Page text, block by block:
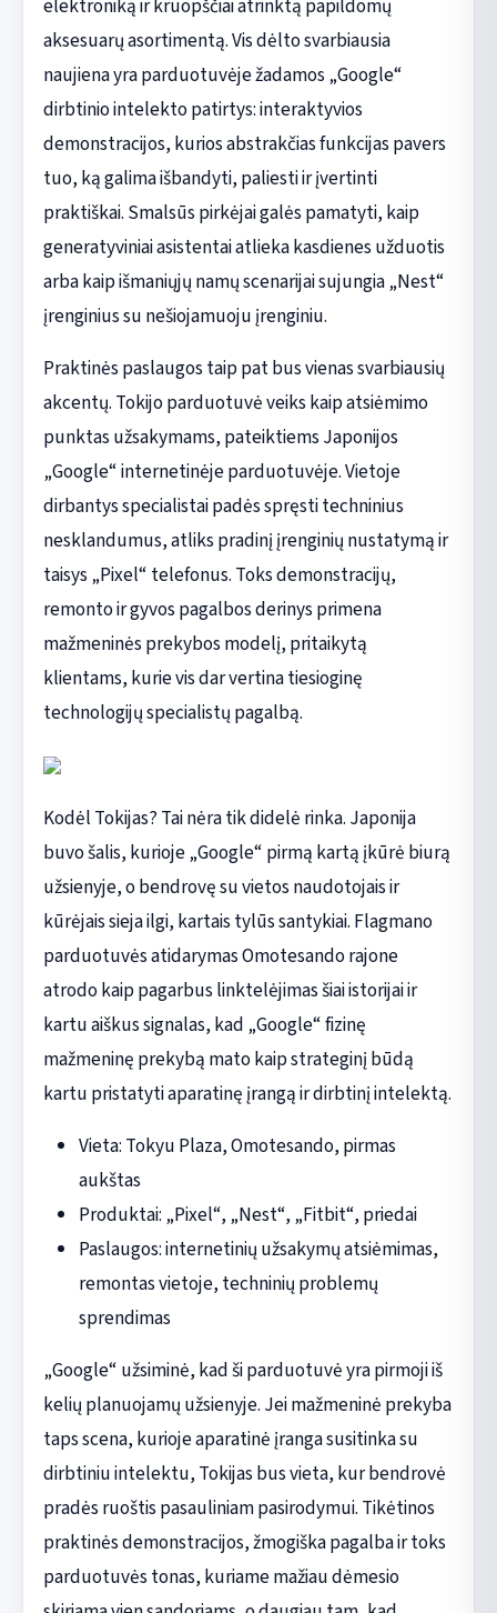
elektroniką ir kruopščiai atrinktą papildomų
aksesuarų asortimentą. Vis dėlto svarbiausia
naujiena yra parduotuvėje žadamos „Google“
dirbtinio intelekto patirtys: interaktyvios
demonstracijos, kurios abstrakčias funkcijas pavers
tuo, ką galima išbandyti, paliesti ir įvertinti
praktiškai. Smalsūs pirkėjai galės pamatyti, kaip
generatyviniai asistentai atlieka kasdienes užduotis
arba kaip išmaniųjų namų scenarijai sujungia „Nest“
įrenginius su nešiojamuoju įrenginiu.
Praktinės paslaugos taip pat bus vienas svarbiausių
akcentų. Tokijo parduotuvė veiks kaip atsiėmimo
punktas užsakymams, pateiktiems Japonijos
„Google“ internetinėje parduotuvėje. Vietoje
dirbantys specialistai padės spręsti techninius
nesklandumus, atliks pradinį įrenginių nustatymą ir
taisys „Pixel“ telefonus. Toks demonstracijų,
remonto ir gyvos pagalbos derinys primena
mažmeninės prekybos modelį, pritaikytą
klientams, kurie vis dar vertina tiesioginę
technologijų specialistų pagalbą.
Kodėl Tokijas? Tai nėra tik didelė rinka. Japonija
buvo šalis, kurioje „Google“ pirmą kartą įkūrė biurą
užsienyje, o bendrovę su vietos naudotojais ir
kūrėjais sieja ilgi, kartais tylūs santykiai. Flagmano
parduotuvės atidarymas Omotesando rajone
atrodo kaip pagarbus linktelėjimas šiai istorijai ir
kartu aiškus signalas, kad „Google“ fizinę
mažmeninę prekybą mato kaip strateginį būdą
kartu pristatyti aparatinę įrangą ir dirbtinį intelektą.
Vieta: Tokyu Plaza, Omotesando, pirmas
aukštas
Produktai: „Pixel“, „Nest“, „Fitbit“, priedai
Paslaugos: internetinių užsakymų atsiėmimas,
remontas vietoje, techninių problemų
sprendimas
„Google“ užsiminė, kad ši parduotuvė yra pirmoji iš
kelių planuojamų užsienyje. Jei mažmeninė prekyba
taps scena, kurioje aparatinė įranga susitinka su
dirbtiniu intelektu, Tokijas bus vieta, kur bendrovė
pradės ruoštis pasauliniam pasirodymui. Tikėtinos
praktinės demonstracijos, žmogiška pagalba ir toks
parduotuvės tonas, kuriame mažiau dėmesio